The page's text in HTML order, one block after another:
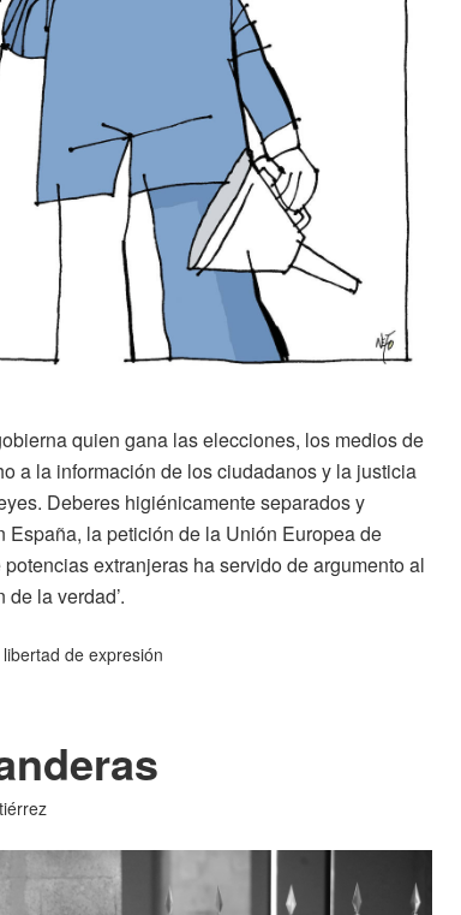
quien gana las elecciones, los medios de
a la información de los ciudadanos y la justicia
Deberes higiénicamente separados y
España, la petición de la Unión Europea de
extranjeras ha servido de argumento al
la verdad’.
libertad de expresión